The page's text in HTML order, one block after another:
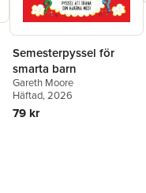
Semesterpyssel för
smarta barn
Gareth Moore
Häftad, 2026
79 kr